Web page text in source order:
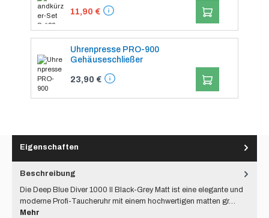
11,90 € IN DEN
Uhrenpresse PRO-900
Gehäuseschließer
23,90 € IN DEN
Eigenschaften
Beschreibung
Die Deep Blue Diver 1000 II Black-Grey Matt ist eine elegante und
moderne Profi-Taucheruhr mit einem hochwertigen matten gr…
Mehr